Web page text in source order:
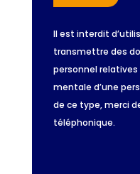
Il est interdit
transmettre des
personnel
mentale d’une
de ce type, merci
téléphonique.